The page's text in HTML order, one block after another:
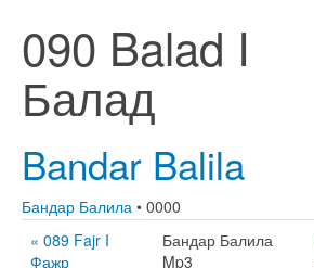
090 Balad I
Балад
Bandar Balila
Бандар Балила • 0000
« 089 Fajr I
Фажр
Бандар Балила
Mp3